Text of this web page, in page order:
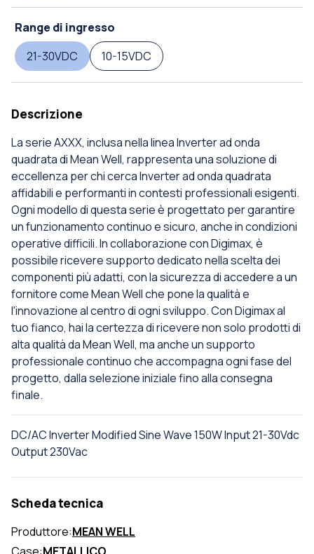
Range di ingresso
21-30VDC
10-15VDC
Descrizione
La serie AXXX, inclusa nella linea Inverter ad onda
quadrata di Mean Well, rappresenta una soluzione di
eccellenza per chi cerca Inverter ad onda quadrata
affidabili e performanti in contesti professionali esigenti.
Ogni modello di questa serie è progettato per garantire
un funzionamento continuo e sicuro, anche in condizioni
operative difficili. In collaborazione con Digimax, è
possibile ricevere supporto dedicato nella scelta dei
componenti più adatti, con la sicurezza di accedere a un
fornitore come Mean Well che pone la qualità e
l'innovazione al centro di ogni sviluppo. Con Digimax al
tuo fianco, hai la certezza di ricevere non solo prodotti di
alta qualità da Mean Well, ma anche un supporto
professionale continuo che accompagna ogni fase del
progetto, dalla selezione iniziale fino alla consegna
finale.
DC/AC Inverter Modified Sine Wave 150W Input 21-30Vdc
Output 230Vac
Scheda tecnica
Produttore:MEAN WELL